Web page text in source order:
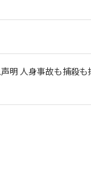
明 人身事故も捕殺も